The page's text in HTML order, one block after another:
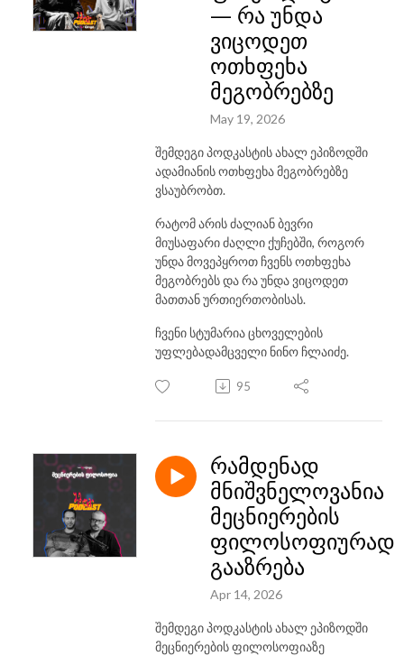
— რა უნდა
ვიცოდეთ
ოთხფეხა
მეგობრებზე
May 19, 2026
შემდეგი პოდკასტის ახალ ეპიზოდში
ადამიანის ოთხფეხა მეგობრებზე
ვსაუბრობთ.
რატომ არის ძალიან ბევრი
მიუსაფარი ძაღლი ქუჩებში, როგორ
უნდა მოვეპყროთ ჩვენს ოთხფეხა
მეგობრებს და რა უნდა ვიცოდეთ
მათთან ურთიერთობისას.
ჩვენი სტუმარია ცხოველების
უფლებადამცველი ნინო ჩლაიძე.
95
რამდენად
მნიშვნელოვანია
მეცნიერების
ფილოსოფიურად
გააზრება
Apr 14, 2026
შემდეგი პოდკასტის ახალ ეპიზოდში
მეცნიერების ფილოსოფიაზე